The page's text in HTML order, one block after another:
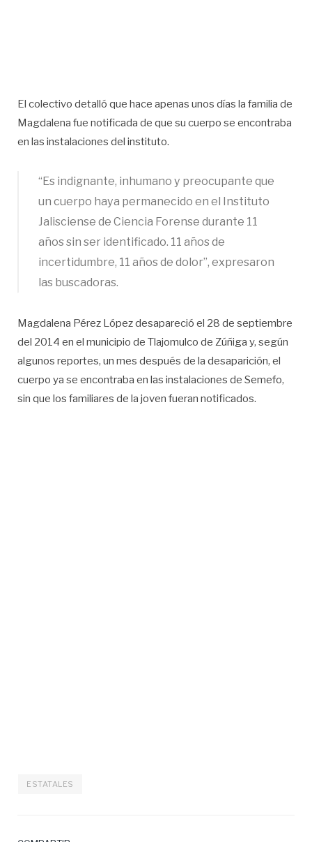
El colectivo detalló que hace apenas unos días la familia de
Magdalena fue notificada de que su cuerpo se encontraba
en las instalaciones del instituto.
“Es indignante, inhumano y preocupante que
un cuerpo haya permanecido en el Instituto
Jalisciense de Ciencia Forense durante 11
años sin ser identificado. 11 años de
incertidumbre, 11 años de dolor”, expresaron
las buscadoras.
Magdalena Pérez López desapareció el 28 de septiembre
del 2014 en el municipio de Tlajomulco de Zúñiga y, según
algunos reportes, un mes después de la desaparición, el
cuerpo ya se encontraba en las instalaciones de Semefo,
sin que los familiares de la joven fueran notificados.
ESTATALES